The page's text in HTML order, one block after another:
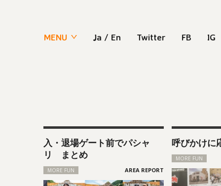
MENU Ja / En Twitter FB IG
入・退場ゲート前でパシャ
リ まとめ
MORE FUN
呼びかけに
MORE FUN